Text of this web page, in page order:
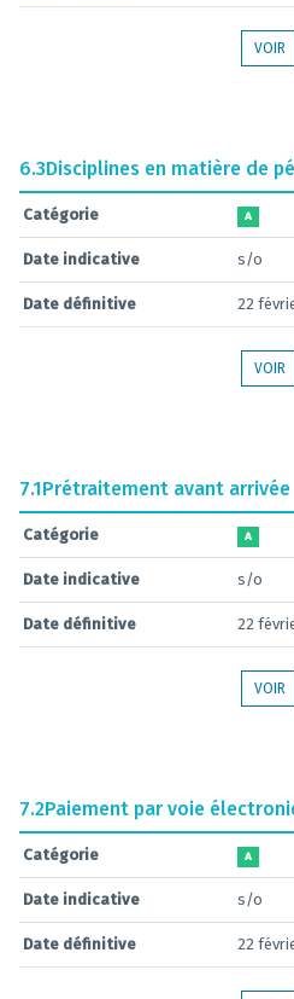
VOIR
6.3Disciplines en matière de
Catégorie A
Date indicative s/o
Date définitive 22
VOIR
7.1Prétraitement avant arrivée
Catégorie A
Date indicative s/o
Date définitive 22
VOIR
7.2Paiement par voie
Catégorie A
Date indicative s/o
Date définitive 22